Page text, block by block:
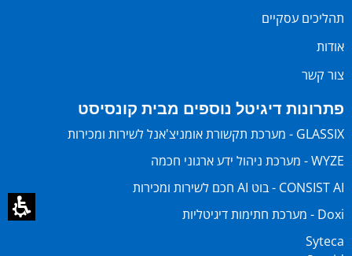
תהליכים עסקיים
אודות
צור קשר
פתרונות דיגיטל נוספים מבית קונסיסט
GLASSIX - מערכת תקשורת אומניצ'אנל לשירות ומכירות
WYZE - מערכת ניהול ידע ארגוני חכמה
CONSIST AI - בוט AI חכם לשירות ומכירות
Doxi - מערכת חתימות דיגיטליות
Syteca